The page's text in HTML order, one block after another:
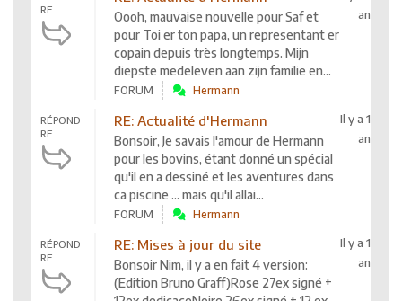
RE
Oooh, mauvaise nouvelle pour Saf et
pour Toi er ton papa, un representant er
copain depuis très longtemps. Mijn
diepste medeleven aan zijn familie en...
an
FORUM Hermann
RÉPOND
RE
RE: Actualité d'Hermann
Bonsoir, Je savais l'amour de Hermann
pour les bovins, étant donné un spécial
qu'il en a dessiné et les aventures dans
ca piscine ... mais qu'il allai...
Il y a 1
an
FORUM Hermann
RÉPOND
RE
RE: Mises à jour du site
Bonsoir Nim, il y a en fait 4 version:
(Edition Bruno Graff)Rose 27ex signé +
Il y a 1
an